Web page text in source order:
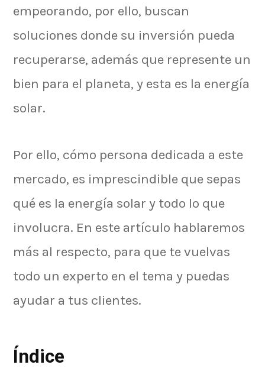
empeorando, por ello, buscan
soluciones donde su inversión pueda
recuperarse, además que represente un
bien para el planeta, y esta es la energía
solar.
Por ello, cómo persona dedicada a este
mercado, es imprescindible que sepas
qué es la energía solar y todo lo que
involucra. En este artículo hablaremos
más al respecto, para que te vuelvas
todo un experto en el tema y puedas
ayudar a tus clientes.
Índice